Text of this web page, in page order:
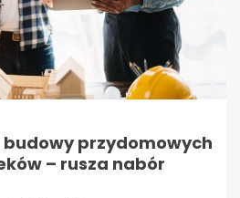
przydomowych
– rusza nabór